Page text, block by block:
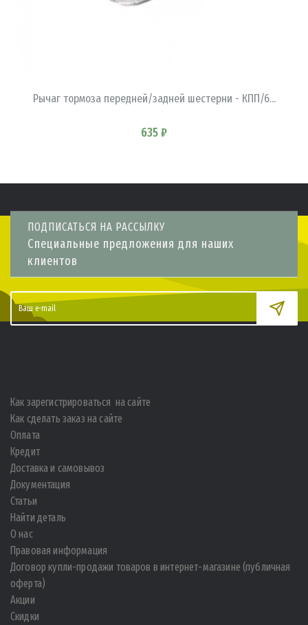
Рычаг тормоза передней/задней шестерни - КПП/6...
635 ₽
ПОДПИСАТЬСЯ НА РАССЫЛКУ
Специальные предложения для наших
клиентов
Как зарегистрироваться на сайте
Как сделать заказ на сайте
Оплата
Кредит
Доставка и самовывоз
Документация
Статьи
Найти деталь
О нас
Правовая информация
Договор купли-продажи товаров в интернет-магазине (публичная
оферта)
Акции
Скидки